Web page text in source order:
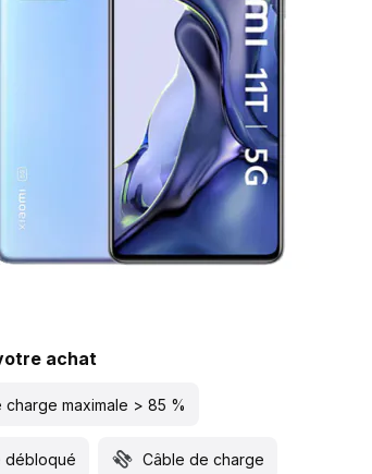
achat
charge maximale > 85 %
débloqué Câble de charge